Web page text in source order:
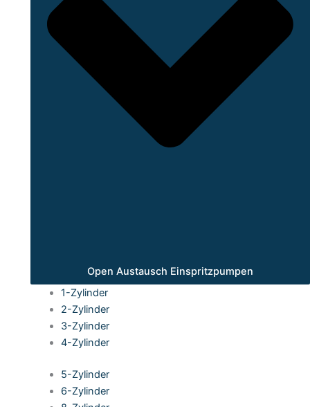
Open Austausch Einspritzpumpen
1-Zylinder
2-Zylinder
3-Zylinder
4-Zylinder
5-Zylinder
6-Zylinder